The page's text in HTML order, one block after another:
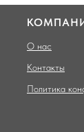
О нас
Контакты
Политика